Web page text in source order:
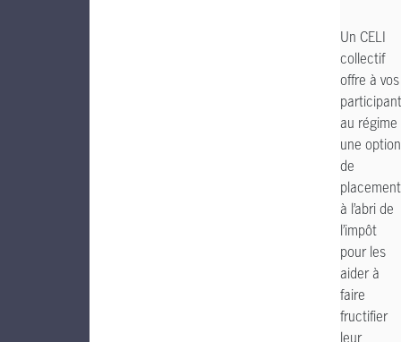
Un CELI
collectif
offre à vos
au régime
une option
de
placement
à l’abri de
l’impôt
pour les
aider à
faire
fructifier
leur